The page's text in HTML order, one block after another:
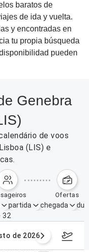
baratos de
de ida y vuelta.
y encontradas en
tu propia búsqueda
pueden
Genebra
de voos
(LIS) e
ofertas
partida chegada
32
de 2026 17–23